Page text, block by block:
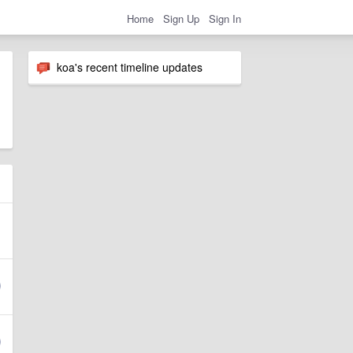
Home Sign Up Sign In
koa's recent timeline updates